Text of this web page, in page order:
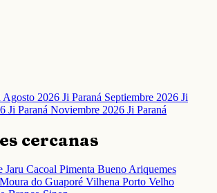
Agosto 2026 Ji Paraná Septiembre 2026 Ji
Ji Paraná Noviembre 2026 Ji Paraná
cercanas
Jaru Cacoal Pimenta BuenoAriquemes
do Guaporé Vilhena Porto Velho